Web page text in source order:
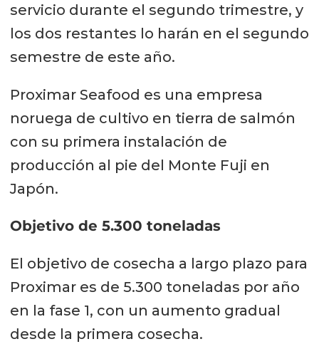
servicio durante el segundo trimestre, y
los dos restantes lo harán en el segundo
semestre de este año.
Proximar Seafood es una empresa
noruega de cultivo en tierra de salmón
con su primera instalación de
producción al pie del Monte Fuji en
Japón.
Objetivo de 5.300 toneladas
El objetivo de cosecha a largo plazo para
Proximar es de 5.300 toneladas por año
en la fase 1, con un aumento gradual
desde la primera cosecha.